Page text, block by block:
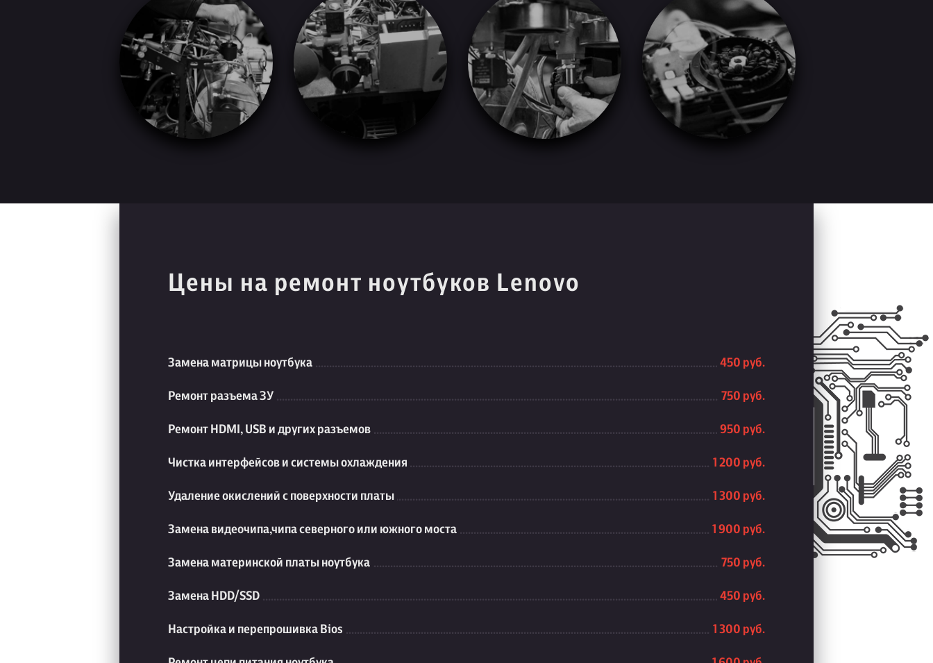
Цены на ремонт ноутбуков Lenovo
Замена матрицы ноутбука 450 руб.
Ремонт разъема ЗУ 750 руб.
Ремонт HDMI, USB и других разъемов 950 руб.
Чистка интерфейсов и системы охлаждения 1 200 руб.
Удаление окислений с поверхности платы 1 300 руб.
Замена видеочипа,чипа северного или южного моста 1 900 руб.
Замена материнской платы ноутбука 750 руб.
Замена HDD/SSD 450 руб.
Настройка и перепрошивка Bios 1 300 руб.